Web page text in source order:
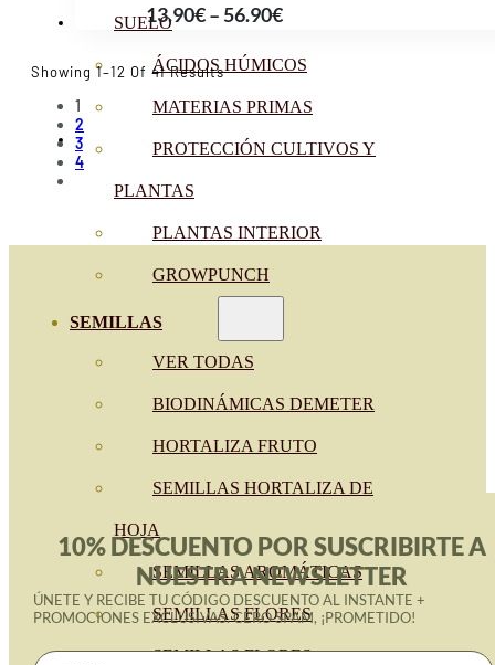
SUELO
ÁCIDOS HÚMICOS
MATERIAS PRIMAS
PROTECCIÓN CULTIVOS Y
PLANTAS
PLANTAS INTERIOR
GROWPUNCH
SEMILLAS
VER TODAS
BIODINÁMICAS DEMETER
HORTALIZA FRUTO
SEMILLAS HORTALIZA DE
HOJA
SEMILLAS AROMÁTICAS
SEMILLAS FLORES
SEMILLAS FLORES
56.90€
13.90€– 56.90€Price
13.90€
through
Showing 1–12 Of 41 ResultsSorted
Popularity
1
2
3
4
10% DESCUENTO POR SUSCRIBIRTE A
NUESTRA NEWSLETTER
ÚNETE Y RECIBE TU CÓDIGO DESCUENTO AL INSTANTE +
PROMOCIONES EXCLUSIVAS. CERO SPAM, ¡PROMETIDO!